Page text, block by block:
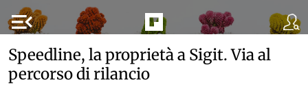
menu_open
Speedline, la proprietà a Sigit. Via al
percorso di rilancio